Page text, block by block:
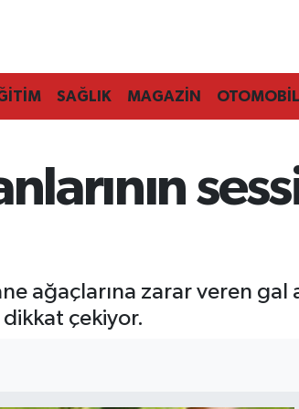
SAĞLIK MAGAZİN
ağaçlarına zarar veren gal
çekiyor.